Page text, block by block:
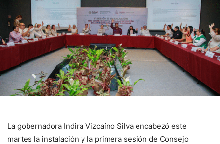
La gobernadora Indira Vizcaíno Silva encabezó este
martes la instalación y la primera sesión de Consejo